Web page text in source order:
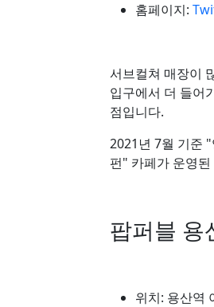
홈페이지:
서브컬쳐 매장이
입구에서 더 들어
점입니다.
2021년 7월 기준
펀" 카페가 운영
팝퍼블 용
위치: 용산역